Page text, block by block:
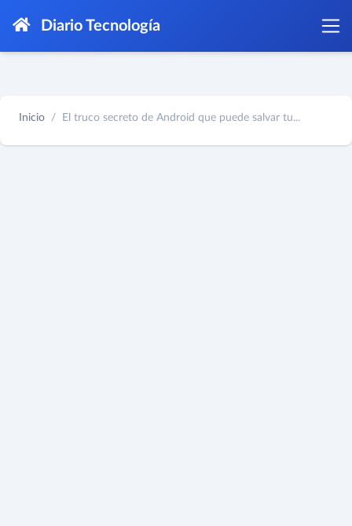
Diario Tecnología
Inicio El truco secreto de Android que puede salvar tu...